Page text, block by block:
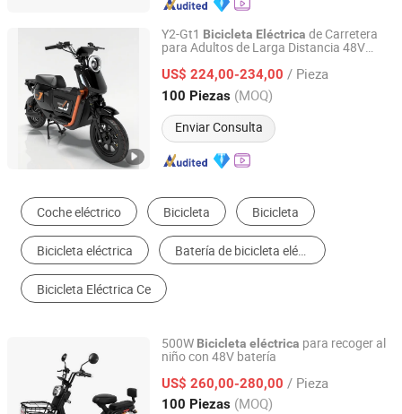
Y2-Gt1 Bicicleta Eléctrica de Carretera
para Adultos de Larga Distancia 48V
Inteligente Electrónico Opcional 800W
Potencia del Motor
US$ 224,00-234,00 / Pieza
100 Piezas (MOQ)
Enviar Consulta
Linyi Youyuan Vehicle Industry Co., Ltd.
Shandong, China Desde 2025
Bicicleta Eléctrica Motocicleta Eléctrica
Patinete Eléctrico Triciclo Eléctrico
Motocicleta Moto Todo Terreno
500W Bicicleta eléctrica para recoger al
niño con 48V batería
US$ 260,00-280,00 / Pieza
100 Piezas (MOQ)
Zhejiang Zuboo Technology Co., Ltd.
Zhejiang, China Desde 2020